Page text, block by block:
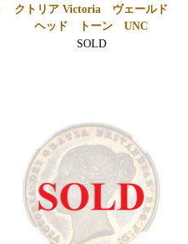
クトリア Victoria ヴェールド
ヘッド トーン UNC
SOLD